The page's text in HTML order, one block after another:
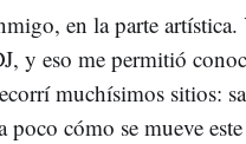
en la parte
y eso me permitió
muchísimos sitios:
cómo se mueve